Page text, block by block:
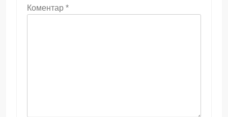
Коментар *